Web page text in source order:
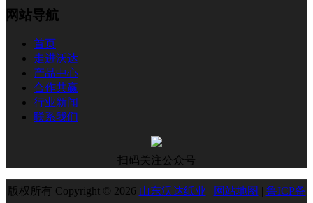
网站导航
首页
走进沃达
产品中心
合作共赢
行业新闻
联系我们
扫码关注公众号
版权所有 Copyright © 2026 山东沃达纸业 网站地图 鲁ICP备